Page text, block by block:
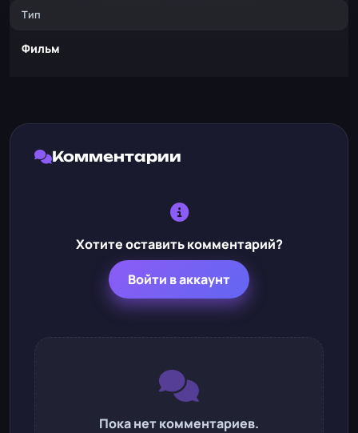
Тип
Фильм
Комментарии
Хотите оставить комментарий?
Войти в аккаунт
Пока нет комментариев.